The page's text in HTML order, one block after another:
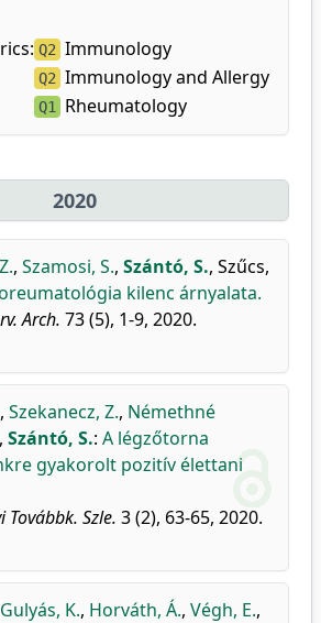
Q2 Immunology
Q2 Immunology and Allergy
Q1 Rheumatology
2020
, Szamosi, S., Szántó, S., Szűcs,
kilenc árnyalata.
Arch. 73 (5), 1-9, 2020.
, Szekanecz, Z., Némethné
, Szántó, S.: A légzőtorna
gyakorolt pozitív élettani
Továbbk. Szle. 3 (2), 63-65, 2020.
Gulyás, K., Horváth, Á., Végh, E.,